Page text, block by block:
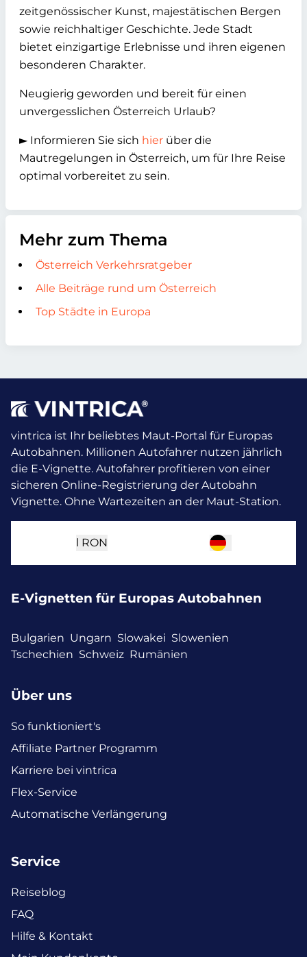
zeitgenössischer Kunst, majestätischen Bergen
sowie reichhaltiger Geschichte. Jede Stadt
bietet einzigartige Erlebnisse und ihren eigenen
besonderen Charakter.
Neugierig geworden und bereit für einen
unvergesslichen Österreich Urlaub?
► Informieren Sie sich hier über die
Mautregelungen in Österreich, um für Ihre Reise
optimal vorbereitet zu sein.
Mehr zum Thema
Österreich Verkehrsratgeber
Alle Beiträge rund um Österreich
Top Städte in Europa
vintrica ist Ihr beliebtes Maut-Portal für Europas
Autobahnen. Millionen Autofahrer nutzen jährlich
die E-Vignette. Autofahrer profitieren von einer
sicheren Online-Registrierung der Autobahn
Vignette. Ohne Wartezeiten an der Maut-Station.
l RON
E-Vignetten für Europas Autobahnen
Bulgarien Ungarn Slowakei Slowenien
Tschechien Schweiz Rumänien
Über uns
So funktioniert's
Affiliate Partner Programm
Karriere bei vintrica
Flex-Service
Automatische Verlängerung
Service
Reiseblog
FAQ
Hilfe & Kontakt